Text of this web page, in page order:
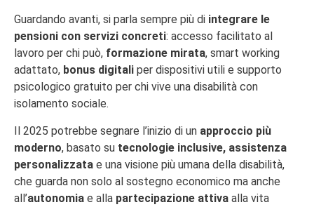
Guardando avanti, si parla sempre più di integrare le
pensioni con servizi concreti: accesso facilitato al
lavoro per chi può, formazione mirata, smart working
adattato, bonus digitali per dispositivi utili e supporto
psicologico gratuito per chi vive una disabilità con
isolamento sociale.
Il 2025 potrebbe segnare l’inizio di un approccio più
moderno, basato su tecnologie inclusive, assistenza
personalizzata e una visione più umana della disabilità,
che guarda non solo al sostegno economico ma anche
all’autonomia e alla partecipazione attiva alla vita